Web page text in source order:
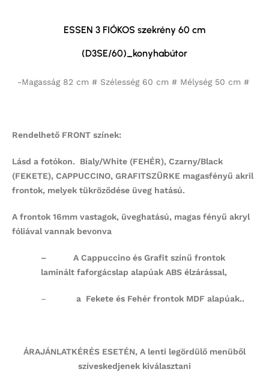
ESSEN 3 FIÓKOS szekrény 60 cm
(D3SE/60)_konyhabútor
-Magasság 82 cm # Szélesség 60 cm # Mélység 50 cm #
Rendelhető FRONT színek:
Lásd a fotókon. Bialy/White (FEHÉR), Czarny/Black
(FEKETE), CAPPUCCINO, GRAFITSZÜRKE magasfényű akril
frontok, melyek tükröződése üveg hatású.
A frontok 16mm vastagok, üveghatású, magas fényű akryl
fóliával vannak bevonva
– A Cappuccino és Grafit színű frontok
laminált faforgácslap alapúak ABS élzárással,
– a Fekete és Fehér frontok MDF alapúak..
ÁRAJÁNLATKÉRÉS ESETÉN, A lenti legördülő menüből
szíveskedjenek kiválasztani